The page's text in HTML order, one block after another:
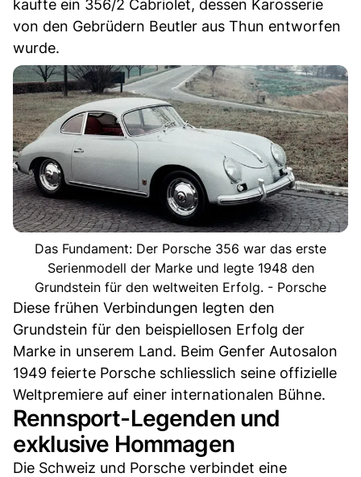
kaufte ein 356/2 Cabriolet, dessen Karosserie
von den Gebrüdern Beutler aus Thun entworfen
wurde.
Das Fundament: Der Porsche 356 war das erste
Serienmodell der Marke und legte 1948 den
Grundstein für den weltweiten Erfolg. - Porsche
Diese frühen Verbindungen legten den
Grundstein für den beispiellosen Erfolg der
Marke in unserem Land. Beim Genfer Autosalon
1949 feierte Porsche schliesslich seine offizielle
Weltpremiere auf einer internationalen Bühne.
Rennsport-Legenden und
exklusive Hommagen
Die Schweiz und Porsche verbindet eine